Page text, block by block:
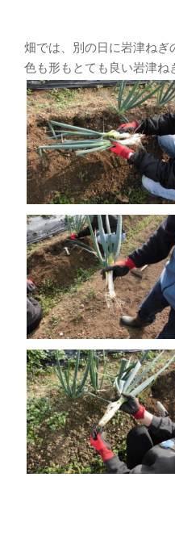
畑では、別の日に岩津ねぎ
色も形もとても良い岩津ね